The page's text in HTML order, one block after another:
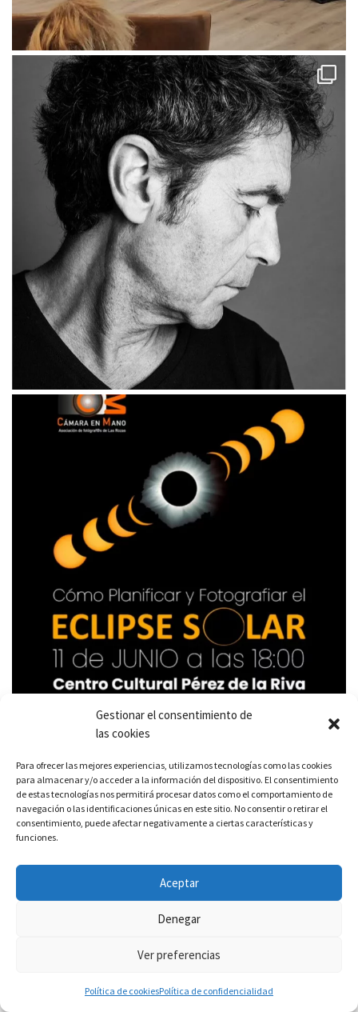
Gestionar el consentimiento de
las cookies
Para ofrecer las mejores experiencias, utilizamos tecnologías como las cookies
para almacenar y/o acceder a la información del dispositivo. El consentimiento
de estas tecnologías nos permitirá procesar datos como el comportamiento de
navegación o las identificaciones únicas en este sitio. No consentir o retirar el
consentimiento, puede afectar negativamente a ciertas características y
funciones.
Aceptar
Denegar
Ver preferencias
Política de cookiesPolítica de confidencialidad